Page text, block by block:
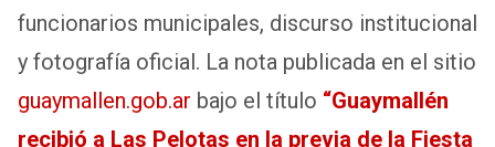
funcionarios municipales, discurso institucional
y fotografía oficial. La nota publicada en el sitio
guaymallen.gob.ar bajo el título “Guaymallén
recibió a Las Pelotas en la previa de la Fiesta